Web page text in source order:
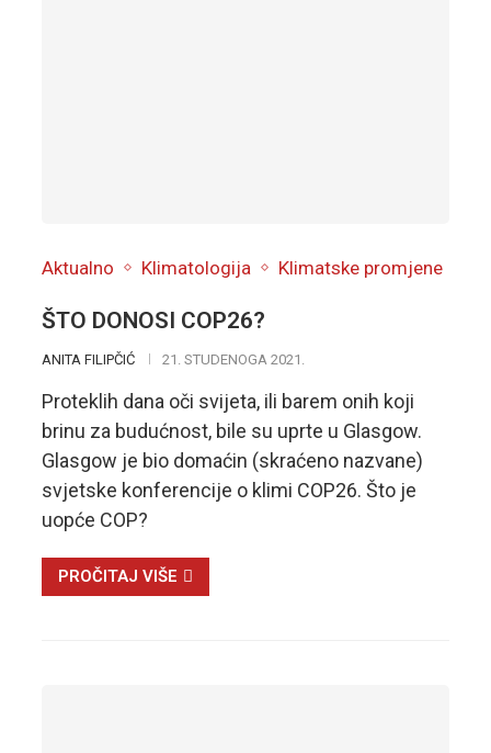
Aktualno Klimatologija Klimatske promjene
ŠTO DONOSI COP26?
ANITA FILIPČIĆ 21. STUDENOGA 2021.
Proteklih dana oči svijeta, ili barem onih koji
brinu za budućnost, bile su uprte u Glasgow.
Glasgow je bio domaćin (skraćeno nazvane)
svjetske konferencije o klimi COP26. Što je
uopće COP?
PROČITAJ VIŠE